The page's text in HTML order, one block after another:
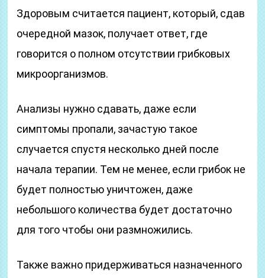
Здоровым считается пациент, который, сдав
очередной мазок, получает ответ, где
говорится о полном отсутствии грибковых
микроорганизмов.
Анализы нужно сдавать, даже если
симптомы пропали, зачастую такое
случается спустя несколько дней после
начала терапии. Тем не менее, если грибок не
будет полностью уничтожен, даже
небольшого количества будет достаточно
для того чтобы они размножились.
Также важно придерживаться назначенного